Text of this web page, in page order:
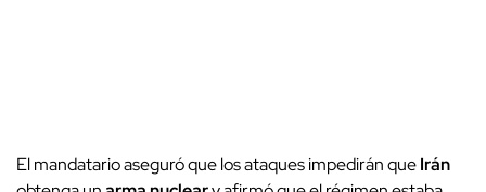
El mandatario aseguró que los ataques impedirán queIrán